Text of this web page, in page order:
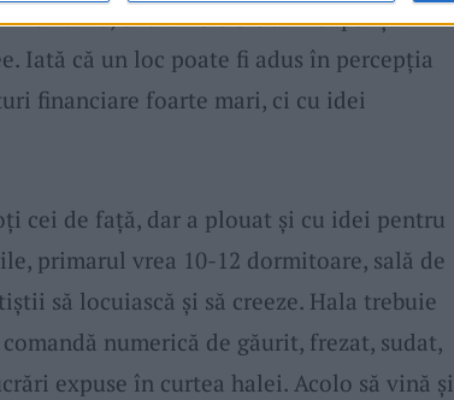
România, una dintre ele ar fi Săpânța.
Iată că un loc poate fi adus în percepția
financiare foarte mari, ci cu idei
cei de față, dar a plouat și cu idei pentru
primarul vrea 10-12 dormitoare, sală de
să locuiască și să creeze. Hala trebuie
numerică de găurit, frezat, sudat,
expuse în curtea halei. Acolo să vină și